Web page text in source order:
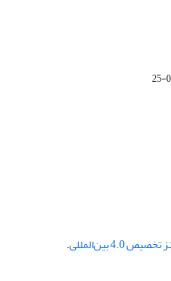
4.0 بین‌المللی .